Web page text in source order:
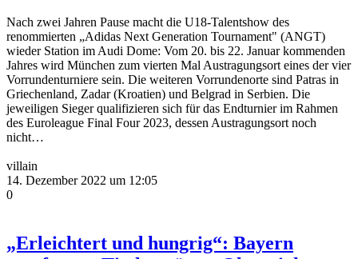
Nach zwei Jahren Pause macht die U18-Talentshow des
renommierten „Adidas Next Generation Tournament" (ANGT)
wieder Station im Audi Dome: Vom 20. bis 22. Januar kommenden
Jahres wird München zum vierten Mal Austragungsort eines der vier
Vorrundenturniere sein. Die weiteren Vorrundenorte sind Patras in
Griechenland, Zadar (Kroatien) und Belgrad in Serbien. Die
jeweiligen Sieger qualifizieren sich für das Endturnier im Rahmen
des Euroleague Final Four 2023, dessen Austragungsort noch
nicht…
villain
14. Dezember 2022 um 12:05
0
„Erleichtert und hungrig“: Bayern